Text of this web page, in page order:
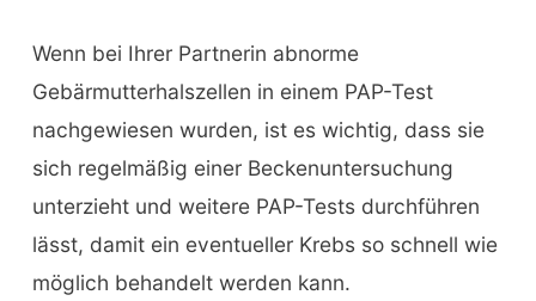
Wenn bei Ihrer Partnerin abnorme
Gebärmutterhalszellen in einem PAP-Test
nachgewiesen wurden, ist es wichtig, dass sie
sich regelmäßig einer Beckenuntersuchung
unterzieht und weitere PAP-Tests durchführen
lässt, damit ein eventueller Krebs so schnell wie
möglich behandelt werden kann.